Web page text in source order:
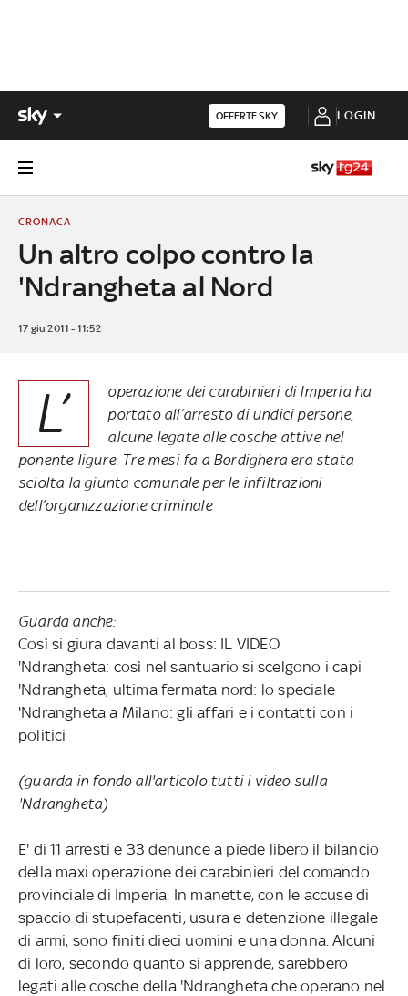
OFFERTE SKY LOGIN
Un altro colpo contro la
'Ndrangheta al Nord
CRONACA
17 giu 2011 - 11:52
L’
operazione dei carabinieri di Imperia ha
portato all’arresto di undici persone,
alcune legate alle cosche attive nel
ponente ligure. Tre mesi fa a Bordighera era stata
sciolta la giunta comunale per le infiltrazioni
dell’organizzazione criminale
Guarda anche:
Così si giura davanti al boss: IL VIDEO
'Ndrangheta: così nel santuario si scelgono i capi
'Ndrangheta, ultima fermata nord: lo speciale
'Ndrangheta a Milano: gli affari e i contatti con i
politici
(guarda in fondo all'articolo tutti i video sulla
'Ndrangheta)
E' di 11 arresti e 33 denunce a piede libero il bilancio
della maxi operazione dei carabinieri del comando
provinciale di Imperia. In manette, con le accuse di
spaccio di stupefacenti, usura e detenzione illegale
di armi, sono finiti dieci uomini e una donna. Alcuni
di loro, secondo quanto si apprende, sarebbero
legati alle cosche della 'Ndrangheta che operano nel